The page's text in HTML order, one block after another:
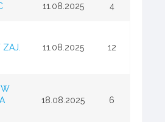
11.08.2025 4
ZAJ.
11.08.2025 12
W
18.08.2025 6